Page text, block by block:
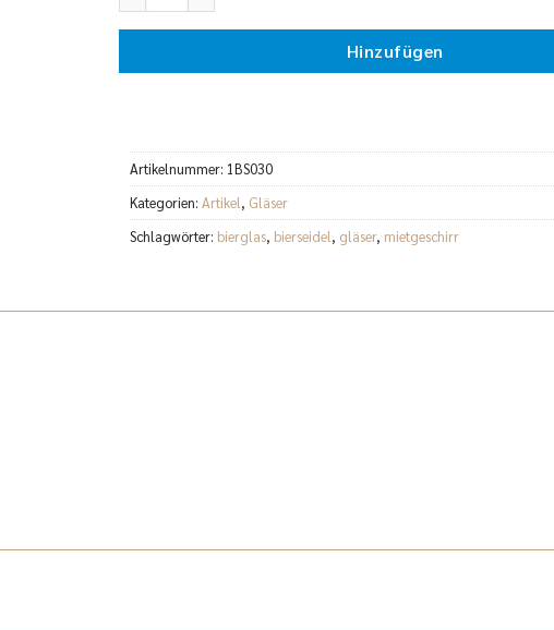
Hinzufügen
Artikelnummer: 1BS030
Kategorien: Artikel, Gläser
Schlagwörter: bierglas, bierseidel, gläser, mietgeschirr